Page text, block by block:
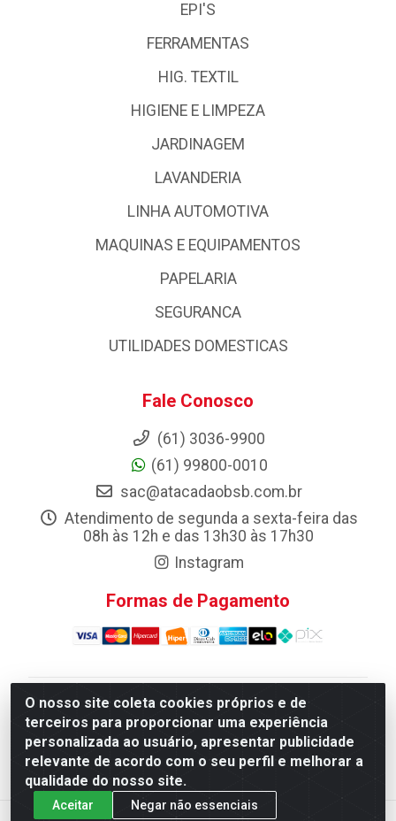
O nosso site coleta cookies próprios e de
terceiros para proporcionar uma experiência
personalizada ao usuário, apresentar publicidade
relevante de acordo com o seu perfil e melhorar a
qualidade do nosso site.
Aceitar Negar não essenciais
EPI'S
FERRAMENTAS
HIG. TEXTIL
HIGIENE E LIMPEZA
JARDINAGEM
LAVANDERIA
LINHA AUTOMOTIVA
MAQUINAS E EQUIPAMENTOS
PAPELARIA
SEGURANCA
UTILIDADES DOMESTICAS
Fale Conosco
(61) 3036-9900
(61) 99800-0010
sac@atacadaobsb.com.br
Atendimento de segunda a sexta-feira das
08h às 12h e das 13h30 às 17h30
Instagram
Formas de Pagamento
Atacadao da Limpeza F. Pereira Queiroz Comercio e
Distribuicao LTDA - Quadra Qi 10 Lotes 39 e, 41 - Setor
Industrial (Taguatinga), Brasília/DF - CEP 72.135-100 -
CNPJ 13.184.675/0001-80